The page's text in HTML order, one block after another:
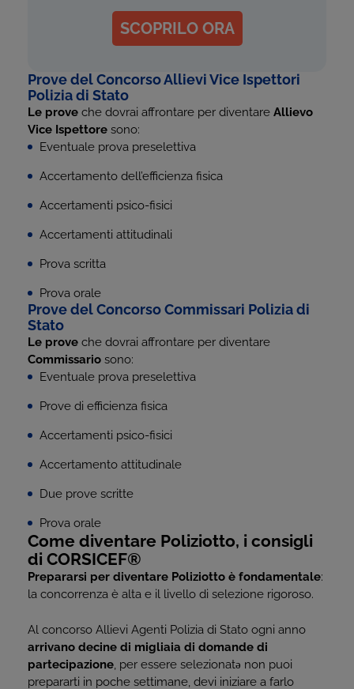
SCOPRILO ORA
Prove del Concorso Allievi Vice Ispettori
Polizia di Stato
Le prove che dovrai affrontare per diventare Allievo
Vice Ispettore sono:
Eventuale prova preselettiva
Accertamento dell’efficienza fisica
Accertamenti psico-fisici
Accertamenti attitudinali
Prova scritta
Prova orale
Prove del Concorso Commissari Polizia di
Stato
Le prove che dovrai affrontare per diventare
Commissario sono:
Eventuale prova preselettiva
Prove di efficienza fisica
Accertamenti psico-fisici
Accertamento attitudinale
Due prove scritte
Prova orale
Come diventare Poliziotto, i consigli
di CORSICEF®
Prepararsi per diventare Poliziotto è fondamentale:
la concorrenza è alta e il livello di selezione rigoroso.
Al concorso Allievi Agenti Polizia di Stato ogni anno
arrivano decine di migliaia di domande di
partecipazione, per essere selezionatə non puoi
prepararti in poche settimane, devi iniziare a farlo